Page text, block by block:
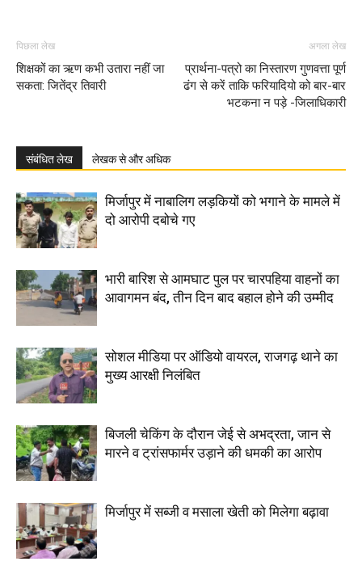
पिछला लेख
शिक्षकों का ऋण कभी उतारा नहीं जा
सकता: जितेंद्र तिवारी
अगला लेख
प्रार्थना-पत्रो का निस्तारण गुणवत्ता पूर्ण
ढंग से करें ताकि फरियादियो को बार-बार
भटकना न पड़े -जिलाधिकारी
संबंधित लेख लेखक से और अधिक
मिर्जापुर में नाबालिग लड़कियों को भगाने के मामले में
दो आरोपी दबोचे गए
भारी बारिश से आमघाट पुल पर चारपहिया वाहनों का
आवागमन बंद, तीन दिन बाद बहाल होने की उम्मीद
सोशल मीडिया पर ऑडियो वायरल, राजगढ़ थाने का
मुख्य आरक्षी निलंबित
बिजली चेकिंग के दौरान जेई से अभद्रता, जान से
मारने व ट्रांसफार्मर उड़ाने की धमकी का आरोप
मिर्जापुर में सब्जी व मसाला खेती को मिलेगा बढ़ावा